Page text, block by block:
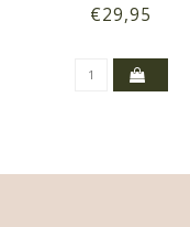
€29,95